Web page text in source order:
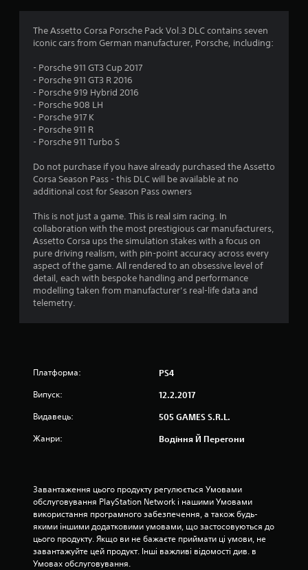
4
т
и
з
н
о
The Assetto Corsa Porsche Pack Vol.3 DLC contains seven
iconic cars from German manufacturer, Porsche, including:
- Porsche 911 GT3 Cup 2017
- Porsche 911 GT3 R 2016
- Porsche 919 Hybrid 2016
- Porsche 908 LH
- Porsche 917 K
- Porsche 911 R
- Porsche 911 Turbo S
Do not purchase if you have already purchased the Assetto
Corsa Season Pass - this DLC will be available at no
additional cost for Season Pass owners
This is not just a game. This is real sim racing. In
collaboration with the most prestigious car manufacturers,
Assetto Corsa ups the simulation stakes with a focus on
pure driving realism, with pin-point accuracy across every
aspect of the game. All rendered to an obsessive level of
detail, each with bespoke handling and performance
modelling taken from manufacturer’s real-life data and
telemetry.
Платформа: PS4
Випуск: 12.2.2017
Видавець: 505 GAMES S.R.L.
Жанри: Водіння Й Перегони
Завантаження цього продукту регулюється Умовами
обслуговування PlayStation Network і нашими Умовами
використання програмного забезпечення, а також будь-
якими іншими додатковими умовами, що застосовуються до
цього продукту. Якщо ви не бажаєте приймати ці умови, не
завантажуйте цей продукт. Інші важливі відомості див. в
Умовах обслуговування.